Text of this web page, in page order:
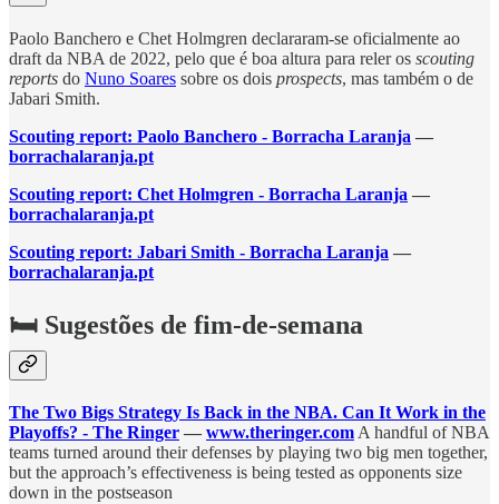
Paolo Banchero e Chet Holmgren declararam-se oficialmente ao
draft da NBA de 2022, pelo que é boa altura para reler os scouting
reports do Nuno Soares sobre os dois prospects, mas também o de
Jabari Smith.
Scouting report: Paolo Banchero - Borracha Laranja —
borrachalaranja.pt
Scouting report: Chet Holmgren - Borracha Laranja —
borrachalaranja.pt
Scouting report: Jabari Smith - Borracha Laranja —
borrachalaranja.pt
🛏️ Sugestões de fim-de-semana
The Two Bigs Strategy Is Back in the NBA. Can It Work in the
Playoffs? - The Ringer — www.theringer.com A handful of NBA
teams turned around their defenses by playing two big men together,
but the approach’s effectiveness is being tested as opponents size
down in the postseason